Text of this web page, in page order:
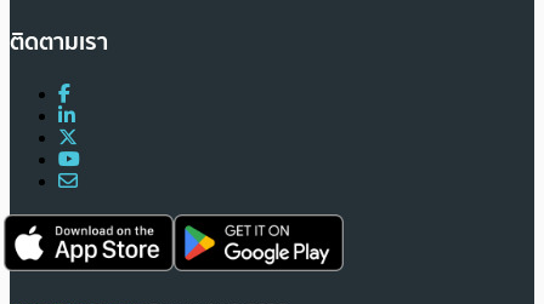
ติดตามเรา